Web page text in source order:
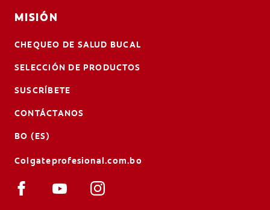
MISIÓN
CHEQUEO DE SALUD BUCAL
SELECCIÓN DE PRODUCTOS
SUSCRÍBETE
CONTÁCTANOS
BO (ES)
Colgateprofesional.com.bo